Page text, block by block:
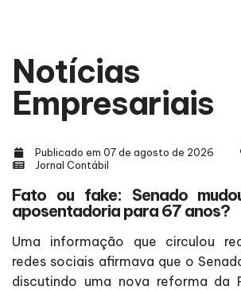
Notícias
Empresariais
Publicado em 07 de agosto de 2026
Jornal Contábil
Fato ou fake: Senado
aposentadoria para 67 anos?
Uma informação que circulou
redes sociais afirmava que o
discutindo uma nova reforma da